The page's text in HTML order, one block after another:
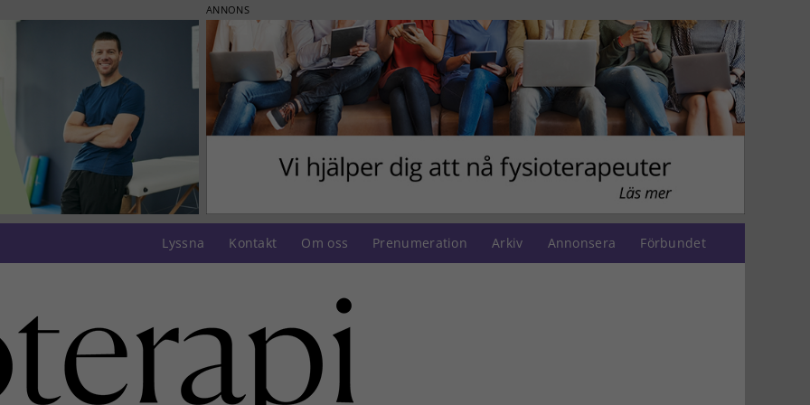
ANNONS
Lyssna Kontakt Om oss Prenumeration Arkiv Annonsera Förbundet